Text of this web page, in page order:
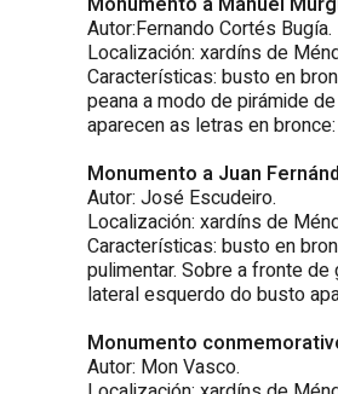
Autor:Fernando Cortés Bugía.
Localización: xardíns de
Características: busto en
peana a modo de pirámide
aparecen as letras en
Monumento a Juan
Autor: José Escudeiro.
Localización: xardíns de
Características: busto en
pulimentar. Sobre a fronte
lateral esquerdo do busto
Monumento
Autor: Mon Vasco.